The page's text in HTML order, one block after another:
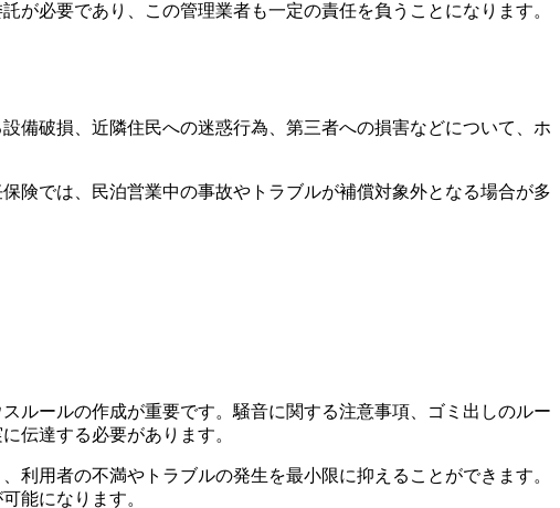
必要であり、この管理業者も一定の責任を負うことになります。
備破損、近隣住民への迷惑行為、第三者への損害などについて、ホ
険では、民泊営業中の事故やトラブルが補償対象外となる場合が多
ルールの作成が重要です。騒音に関する注意事項、ゴミ出しのルー
伝達する必要があります。
利用者の不満やトラブルの発生を最小限に抑えることができます。
能になります。